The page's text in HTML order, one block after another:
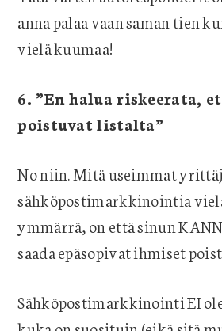
anna palaa vaan saman tien
vielä kuumaa!
6. ”En halua riskeerata,
poistuvat listalta”
No niin. Mitä useimmat
sähköpostimarkkinointia
ymmärrä, on että sinun
saada epäsopivat ihmiset
Sähköpostimarkkinointi EI